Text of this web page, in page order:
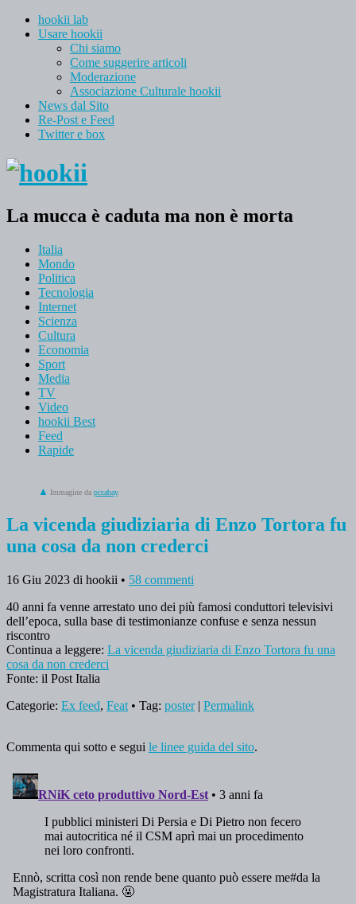
hookii lab
Usare hookii
Chi siamo
Come suggerire articoli
Moderazione
Associazione Culturale hookii
News dal Sito
Re-Post e Feed
Twitter e box
La mucca è caduta ma non è morta
Italia
Mondo
Politica
Tecnologia
Internet
Scienza
Cultura
Economia
Sport
Media
TV
Video
hookii Best
Feed
Rapide
Immagine da pixabay.
La vicenda giudiziaria di Enzo Tortora fu
una cosa da non crederci
16 Giu 2023 di hookii • 58 commenti
40 anni fa venne arrestato uno dei più famosi conduttori televisivi
dell’epoca, sulla base di testimonianze confuse e senza nessun
riscontro
Continua a leggere: La vicenda giudiziaria di Enzo Tortora fu una
cosa da non crederci
Fonte: il Post Italia
Categorie: Ex feed, Feat • Tag: poster| Permalink
Commenta qui sotto e segui le linee guida del sito.